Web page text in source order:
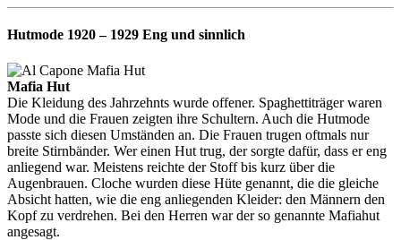
Hutmode 1920 – 1929 Eng und sinnlich
Mafia Hut
Die Kleidung des Jahrzehnts wurde offener. Spaghettiträger waren
Mode und die Frauen zeigten ihre Schultern. Auch die Hutmode
passte sich diesen Umständen an. Die Frauen trugen oftmals nur
breite Stirnbänder. Wer einen Hut trug, der sorgte dafür, dass er eng
anliegend war. Meistens reichte der Stoff bis kurz über die
Augenbrauen. Cloche wurden diese Hüte genannt, die die gleiche
Absicht hatten, wie die eng anliegenden Kleider: den Männern den
Kopf zu verdrehen. Bei den Herren war der so genannte Mafiahut
angesagt.